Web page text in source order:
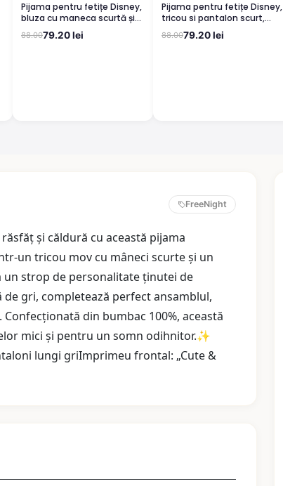
Pijama pentru fetițe Disney,
bluza cu maneca scurtă și
pantaloni lungi, imprimeu
Mickey & Friends, mov
88.0079.20 lei
Pijama pentru fetițe Disney,
tricou si pantalon scurt,
model True Pals, gri
88.0079.20 lei
FreeNight
și căldură cu această pijama
un tricou mov cu mâneci scurte și un
un strop de personalitate ținutei de
gri, completează perfect ansamblul,
din bumbac 100%, această
mici și pentru un somn odihnitor.✨
lungi griImprimeu frontal: „Cute &